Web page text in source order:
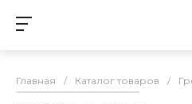
Главная / Каталог товаров /